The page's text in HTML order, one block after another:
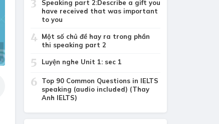
3
Speaking part 2:Describe a gift you
have received that was important
to you
4
Một số chủ đề hay ra trong phần
thi speaking part 2
5 Luyện nghe Unit 1: sec 1
6
Top 90 Common Questions in IELTS
speaking (audio included) (Thay
Anh IELTS)